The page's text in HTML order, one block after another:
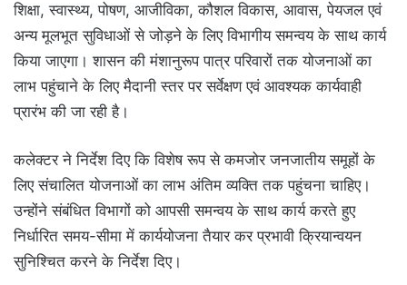
शिक्षा, स्वास्थ्य, पोषण, आजीविका, कौशल विकास, आवास, पेयजल एवं
अन्य मूलभूत सुविधाओं से जोड़ने के लिए विभागीय समन्वय के साथ कार्य
किया जाएगा। शासन की मंशानुरूप पात्र परिवारों तक योजनाओं का
लाभ पहुंचाने के लिए मैदानी स्तर पर सर्वेक्षण एवं आवश्यक कार्यवाही
प्रारंभ की जा रही है।
कलेक्टर ने निर्देश दिए कि विशेष रूप से कमजोर जनजातीय समूहों के
लिए संचालित योजनाओं का लाभ अंतिम व्यक्ति तक पहुंचना चाहिए।
उन्होंने संबंधित विभागों को आपसी समन्वय के साथ कार्य करते हुए
निर्धारित समय-सीमा में कार्ययोजना तैयार कर प्रभावी क्रियान्वयन
सुनिश्चित करने के निर्देश दिए।